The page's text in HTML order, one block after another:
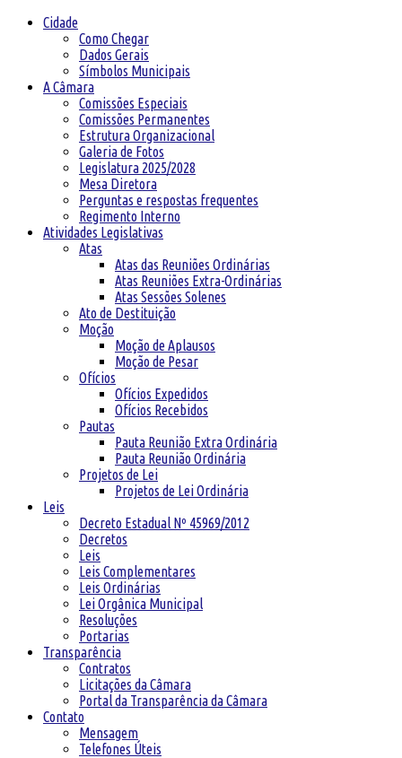
Cidade
Como Chegar
Dados Gerais
Símbolos Municipais
A Câmara
Comissões Especiais
Comissões Permanentes
Estrutura Organizacional
Galeria de Fotos
Legislatura 2025/2028
Mesa Diretora
Perguntas e respostas frequentes
Regimento Interno
Atividades Legislativas
Atas
Atas das Reuniões Ordinárias
Atas Reuniões Extra-Ordinárias
Atas Sessões Solenes
Ato de Destituição
Moção
Moção de Aplausos
Moção de Pesar
Ofícios
Ofícios Expedidos
Ofícios Recebidos
Pautas
Pauta Reunião Extra Ordinária
Pauta Reunião Ordinária
Projetos de Lei
Projetos de Lei Ordinária
Leis
Decreto Estadual Nº 45969/2012
Decretos
Leis
Leis Complementares
Leis Ordinárias
Lei Orgânica Municipal
Resoluções
Portarias
Transparência
Contratos
Licitações da Câmara
Portal da Transparência da Câmara
Contato
Mensagem
Telefones Úteis